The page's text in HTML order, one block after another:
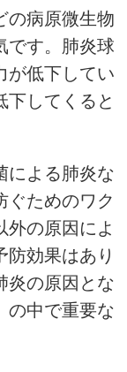
の病原微生物
です。肺炎球
が低下してい
下してくると
による肺炎な
ぐためのワク
外の原因によ
防効果はあり
炎の原因とな
の中で重要な